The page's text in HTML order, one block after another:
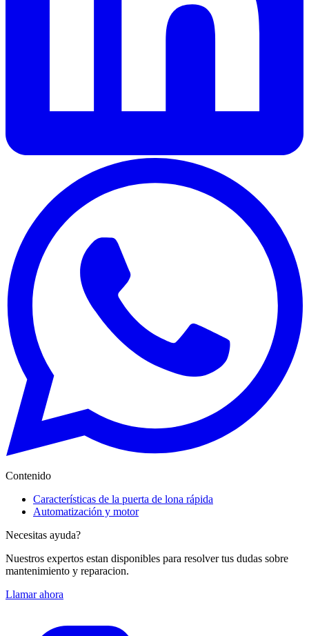
Contenido
Características de la puerta de lona rápida
Automatización y motor
Necesitas ayuda?
Nuestros expertos estan disponibles para resolver tus dudas sobre
mantenimiento y reparacion.
Llamar ahora